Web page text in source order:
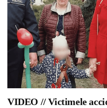
VIDEO // Victimele